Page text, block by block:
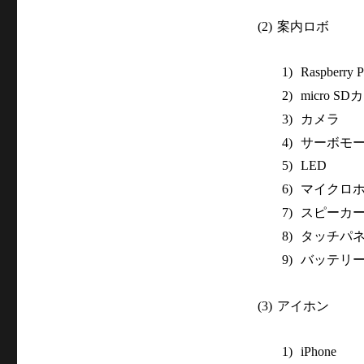
(2) 案内ロボ
1) Raspberry
2) micro SD
3) カメラ
4) サーボモ
5) LED
6)
マイクロ
7) スピーカー
8) タッチパ
9) バッテリー
(3) アイホン
1) iPhone